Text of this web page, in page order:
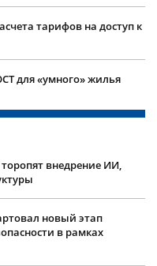
тарифов на доступ к
для «умного» жилья
внедрение ИИ,
новый этап
в рамках